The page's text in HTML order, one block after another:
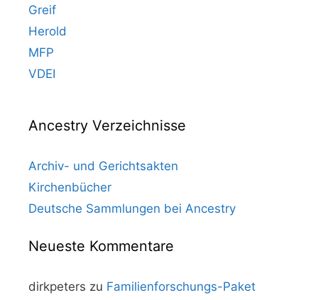
Greif
Herold
MFP
VDEI
Ancestry Verzeichnisse
Archiv- und Gerichtsakten
Kirchenbücher
Deutsche Sammlungen bei Ancestry
Neueste Kommentare
dirkpeters zu Familienforschungs-Paket